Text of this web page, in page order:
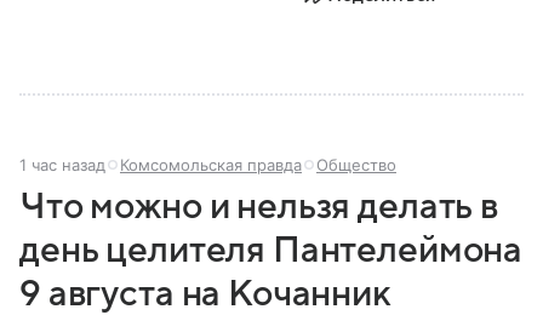
1 час назад Комсомольская правда Общество
Что можно и нельзя делать в
день целителя Пантелеймона
9 августа на Кочанник